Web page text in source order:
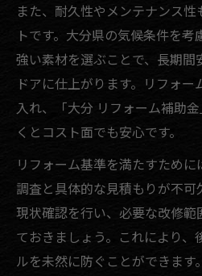
また、耐久性やメンテナンス
トです。大分県の気候条件を
強い素材を選ぶことで、長期間
ドアに仕上がります。リフォ
入れ、「大分 リフォーム補助
くとコスト面でも安心です。
リフォーム基準を満たすため
調査と具体的な見積もりが不可
現状確認を行い、必要な改修
ておきましょう。これにより、
ルを未然に防ぐことができます。